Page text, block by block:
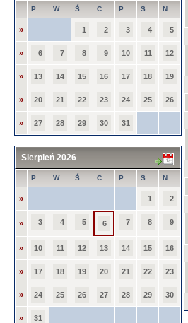
P W Ś C P S N
» 1 2 3 4 5
» 6 7 8 9 10 11 12
» 13 14 15 16 17 18 19
» 20 21 22 23 24 25 26
» 27 28 29 30 31
Sierpień 2026
P W Ś C P S N
» 1 2
» 3 4 5 6 7 8 9
» 10 11 12 13 14 15 16
» 17 18 19 20 21 22 23
» 24 25 26 27 28 29 30
» 31